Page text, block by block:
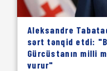
Aleksandre
sərt tənqid etdi:
Gürcüstanın milli
vurur"